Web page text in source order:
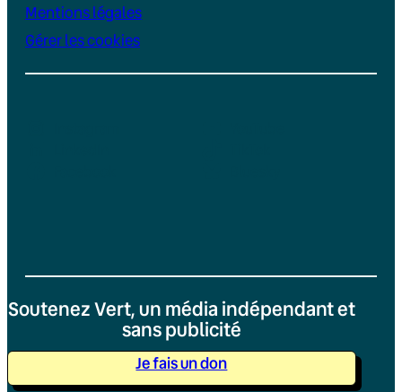
Mentions légales
Gérer les cookies
Soutenez Vert, un média indépendant et
sans publicité
Je fais un don